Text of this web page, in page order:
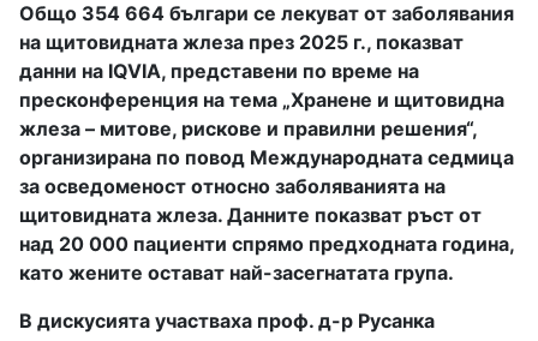
Общо 354 664 българи се лекуват от заболявания
на щитовидната жлеза през 2025 г., показват
данни на IQVIA, представени по време на
пресконференция на тема „Хранене и щитовидна
жлеза – митове, рискове и правилни решения“,
организирана по повод Международната седмица
за осведоменост относно заболяванията на
щитовидната жлеза. Данните показват ръст от
над 20 000 пациенти спрямо предходната година,
като жените остават най-засегнатата група.
В дискусията участваха проф. д-р Русанка